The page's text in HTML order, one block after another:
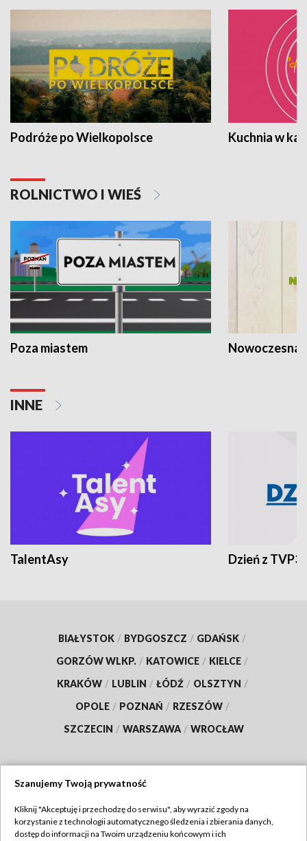
Podróże po Wielkopolsce Kuchnia w
ROLNICTWO I WIEŚ
Poza miastem Nowoczesna
INNE
TalentAsy Dzień z TVP3
BIAŁYSTOK / BYDGOSZCZ / GDAŃSK /
GORZÓW WLKP. / KATOWICE / KIELCE /
KRAKÓW / LUBLIN / ŁÓDŹ / OLSZTYN /
OPOLE / POZNAŃ / RZESZÓW /
SZCZECIN / WARSZAWA / WROCŁAW
TVP
Szanujemy Twoją prywatność
Kliknij "Akceptuję i przechodzę do serwisu", aby wyrazić zgody na
korzystanie z technologii automatycznego śledzenia i zbierania danych,
dostęp do informacji na Twoim urządzeniu końcowym i ich